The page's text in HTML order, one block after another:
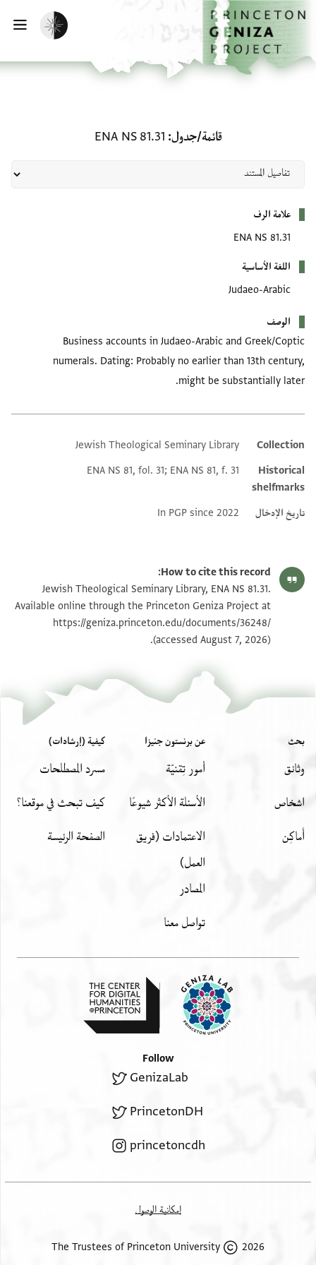
تخطي إلى المحتوى الرئيسي
الصفحة الرئيسية
تفعيل الوضع المظلم
قائمة/جدول ENA NS 81.31
علامة الرف
ENA NS 81.31
اللغة الأساسية
Judaeo-Arabic
الوصف
Business accounts in Judaeo-Arabic and Greek/Coptic
numerals. Dating: Probably no earlier than 13th century,
might be substantially later.
Additional metadata
Collection
Jewish Theological Seminary Library
Historical
shelfmarks
ENA NS 81, fol. 31; ENA NS 81, f. 31
تاريخ الإدخال In PGP since 2022
How to cite this record:
Jewish Theological Seminary Library, ENA NS 81.31.
Available online through the Princeton Geniza Project at
https://geniza.princeton.edu/documents/36248/
(accessed August 7, 2026).
بحث
وثائق
اشخاص
أَماكِن
عن برنستون جنيزا
أمور تِقنيّة
الأسئلة الأكثر شيوعًا
الاعتمادات (فريق
العمل)
المصادر
تواصل معنا
كيفية (إرشادات)
مسرد المصطلحات
كيف تبحث في موقعنا؟
الصفحة الرئيسة
Follow
GenizaLab
PrincetonDH
princetoncdh
إمكانية الوصول
2026 The Trustees of Princeton University